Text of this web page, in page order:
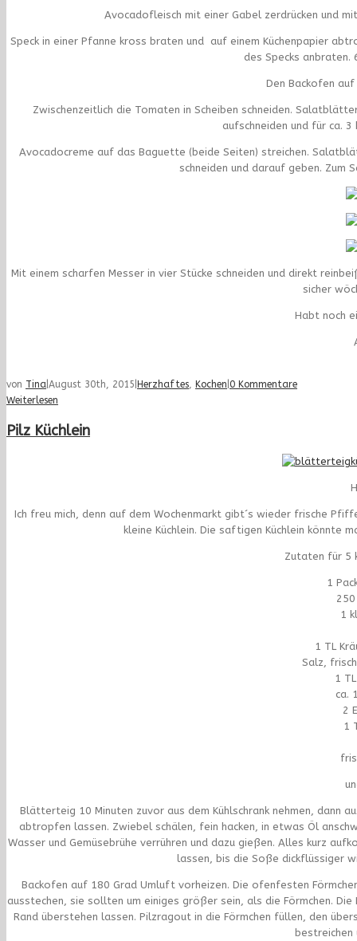
Avocadofleisch mit einer Gabel zerdrücken und
Speck in einer Pfanne kross braten und auf einem Küchenpapier
des Specks
Den Backofen
Zwischenzeitlich die Tomaten in Scheiben schneiden.
aufschneiden und für ca.
Avocadocreme auf das Baguette (beide Seiten) streichen.
schneiden und darauf geben. Zum
Mit einem scharfen Messer in vier Stücke schneiden und direkt
sicher
Habt noch
von Tina August 30th, 2015 Herzhaftes Kochen 0 Kommentare
Weiterlesen
Pilz Küchlein
Ich freu mich, denn auf dem Wochenmarkt gibt´s wieder frische
kleine Küchlein. Die saftigen Küchlein könnte
Zutaten für 5
1
1
1 TL
Salz,
1
ca.
2
1
Blätterteig 10 Minuten zuvor aus dem Kühlschrank nehmen, dann
abtropfen lassen. Zwiebel schälen, fein hacken, in etwas Öl
Wasser und Gemüsebrühe verrühren und dazu gießen. Alles kurz
lassen, bis die Soße dickflüssiger
Backofen auf 180 Grad Umluft vorheizen. Die ofenfesten
ausstechen, sie sollten um einiges größer sein, als die Förmchen.
Rand überstehen lassen. Pilzragout in die Förmchen füllen, den
bestreichen